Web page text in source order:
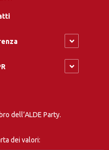
dell’ALDE Party.
dei valori: